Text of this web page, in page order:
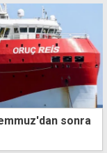
sonra